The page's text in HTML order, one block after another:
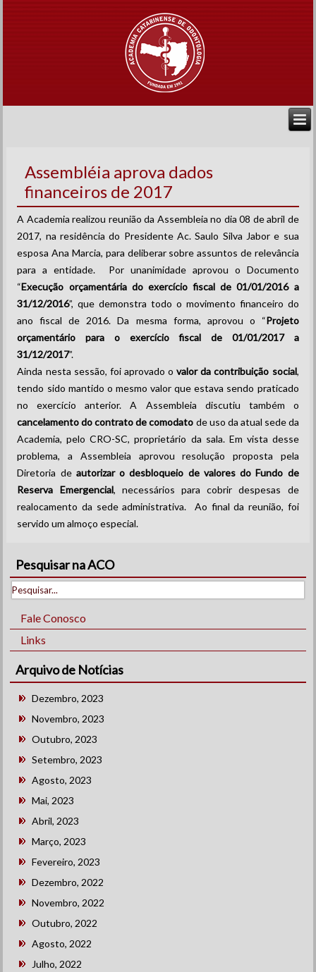
Assembléia aprova dados
financeiros de 2017
A Academia realizou reunião da Assembleia no dia 08 de abril de
2017, na residência do Presidente Ac. Saulo Silva Jabor e sua
esposa Ana Marcia, para deliberar sobre assuntos de relevância
para a entidade. Por unanimidade aprovou o Documento
“Execução orçamentária do exercício fiscal de 01/01/2016 a
31/12/2016”, que demonstra todo o movimento financeiro do
ano fiscal de 2016. Da mesma forma, aprovou o “Projeto
orçamentário para o exercício fiscal de 01/01/2017 a
31/12/2017”.
Ainda nesta sessão, foi aprovado ovalor da contribuição social,
tendo sido mantido o mesmo valor que estava sendo praticado
no exercício anterior. A Assembleia discutiu também o
cancelamento do contrato de comodato de uso da atual sede da
Academia, pelo CRO-SC, proprietário da sala. Em vista desse
problema, a Assembleia aprovou resolução proposta pela
Diretoria de autorizar o desbloqueio de valores do Fundo de
Reserva Emergencial, necessários para cobrir despesas de
realocamento da sede administrativa. Ao final da reunião, foi
servido um almoço especial.
Pesquisar na ACO
Fale Conosco
Links
Arquivo de Notícias
Dezembro, 2023
Novembro, 2023
Outubro, 2023
Setembro, 2023
Agosto, 2023
Mai, 2023
Abril, 2023
Março, 2023
Fevereiro, 2023
Dezembro, 2022
Novembro, 2022
Outubro, 2022
Agosto, 2022
Julho, 2022